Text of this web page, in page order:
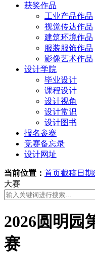
获奖作品
工业产品作品
视觉传达作品
建筑环境作品
服装服饰作品
影像艺术作品
设计学院
毕业设计
课程设计
设计视角
设计常识
设计图书
报名参赛
竞赛备忘录
设计网址
当前位置： 首页截稿日期
大赛
2026圆明园
赛